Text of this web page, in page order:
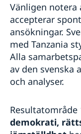
Vänligen notera
accepterar
ansökningar.
med Tanzania
Alla
av den svenska
och analyser.
Resultatområde
demokrati,